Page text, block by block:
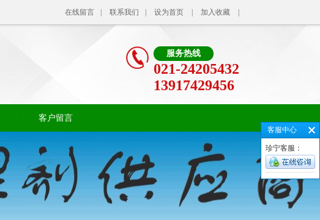
在线留言 联系我们 设为首页 加入收藏
服务热线
021-24205432
13917429456
客户留言
客服中心
珍宁客服：